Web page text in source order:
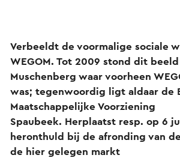
Verbeeldt de voormalige sociale
WEGOM. Tot 2009 stond dit
Muschenberg waar voorheen
was; tegenwoordig ligt aldaar de
Maatschappelijke Voorziening
Spaubeek. Herplaatst resp. op 6
heronthuld bij de afronding van
de hier gelegen markt